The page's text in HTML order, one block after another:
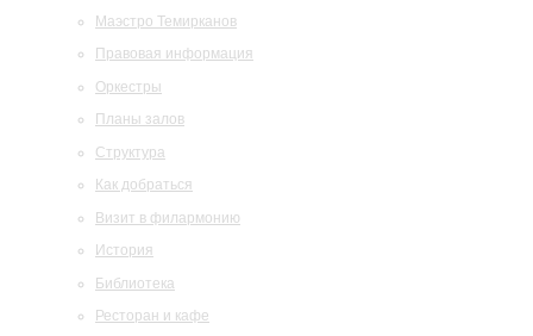
Маэстро Темирканов
Правовая информация
Оркестры
Планы залов
Структура
Как добраться
Визит в филармонию
История
Библиотека
Ресторан и кафе